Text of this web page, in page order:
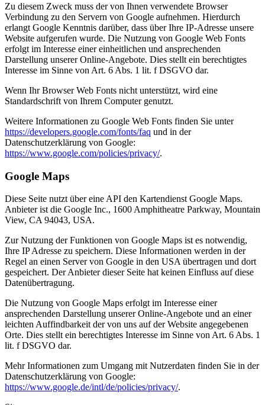
Zu diesem Zweck muss der von Ihnen verwendete Browser
Verbindung zu den Servern von Google aufnehmen. Hierdurch
erlangt Google Kenntnis darüber, dass über Ihre IP-Adresse unsere
Website aufgerufen wurde. Die Nutzung von Google Web Fonts
erfolgt im Interesse einer einheitlichen und ansprechenden
Darstellung unserer Online-Angebote. Dies stellt ein berechtigtes
Interesse im Sinne von Art. 6 Abs. 1 lit. f DSGVO dar.
Wenn Ihr Browser Web Fonts nicht unterstützt, wird eine
Standardschrift von Ihrem Computer genutzt.
Weitere Informationen zu Google Web Fonts finden Sie unter
https://developers.google.com/fonts/faq und in der
Datenschutzerklärung von Google:
https://www.google.com/policies/privacy/.
Google Maps
Diese Seite nutzt über eine API den Kartendienst Google Maps.
Anbieter ist die Google Inc., 1600 Amphitheatre Parkway, Mountain
View, CA 94043, USA.
Zur Nutzung der Funktionen von Google Maps ist es notwendig,
Ihre IP Adresse zu speichern. Diese Informationen werden in der
Regel an einen Server von Google in den USA übertragen und dort
gespeichert. Der Anbieter dieser Seite hat keinen Einfluss auf diese
Datenübertragung.
Die Nutzung von Google Maps erfolgt im Interesse einer
ansprechenden Darstellung unserer Online-Angebote und an einer
leichten Auffindbarkeit der von uns auf der Website angegebenen
Orte. Dies stellt ein berechtigtes Interesse im Sinne von Art. 6 Abs. 1
lit. f DSGVO dar.
Mehr Informationen zum Umgang mit Nutzerdaten finden Sie in der
Datenschutzerklärung von Google:
https://www.google.de/intl/de/policies/privacy/.